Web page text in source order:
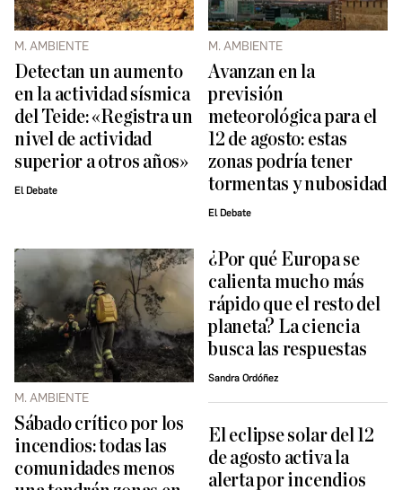
M. AMBIENTE
Detectan un aumento
en la actividad sísmica
del Teide: «Registra un
nivel de actividad
superior a otros años»
El Debate
M. AMBIENTE
Avanzan en la
previsión
meteorológica para el
12 de agosto: estas
zonas podría tener
tormentas y nubosidad
El Debate
M. AMBIENTE
Sábado crítico por los
incendios: todas las
comunidades menos
¿Por qué Europa se
calienta mucho más
rápido que el resto del
planeta? La ciencia
busca las respuestas
Sandra Ordóñez
El eclipse solar del 12
de agosto activa la
alerta por incendios